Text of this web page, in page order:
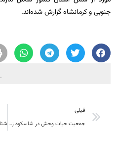
جنوبی و کرمانشاه گزارش شده‌اند.
قبلی
جمعیت حیات وحش در شاسکوه زیرکوه ۲۰ درصد افزایش یافت